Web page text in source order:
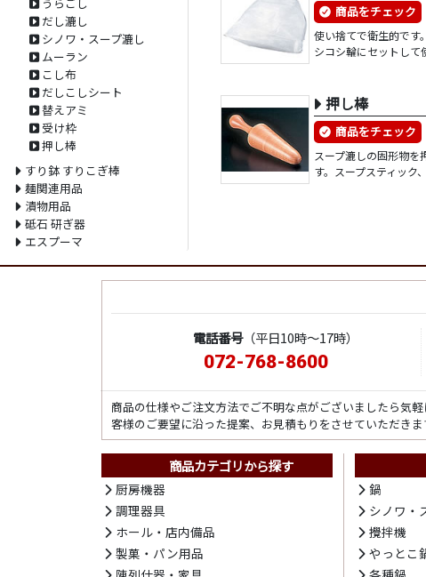
商品をチェック
使い捨てで衛生的です
シコシ輪にセットして
押し棒
商品をチェック
スープ漉しの固形物を
す。スープスティック
だし漉し
シノワ・スープ漉し
ムーラン
こし布
だしこしシート
替えアミ
受け枠
押し棒
すり鉢 すりこぎ棒
麺関連用品
漬物用品
砥石 研ぎ器
エスプーマ
電話番号（平日10時～17時）
072-768-8600
商品の仕様やご注文方法でご不明な点がございましたら気
客様のご要望に沿った提案、お見積もりをさせていただきま
商品カテゴリから探す
厨房機器
調理器具
ホール・店内備品
製菓・パン用品
鍋
シノワ・
攪拌機
やっとこ